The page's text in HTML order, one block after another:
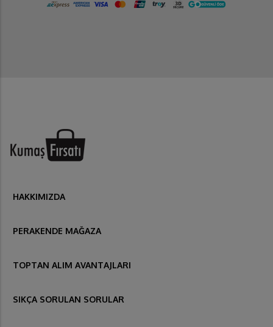
HAKKIMIZDA
PERAKENDE MAĞAZA
TOPTAN ALIM AVANTAJLARI
SIKÇA SORULAN SORULAR